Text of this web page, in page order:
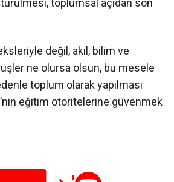
değil, akıl, bilim ve
ne olursa olsun, bu mesele
toplum olarak yapılması
eğitim otoritelerine güvenmek